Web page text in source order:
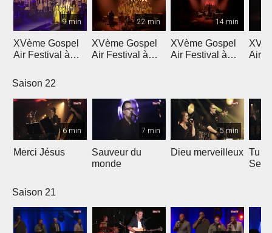
9 min
XVème Gospel
Air Festival à
22 min
XVème Gospel
Air Festival à
14 min
XVème Gospel
Air Festival à
Air
Saison 22
6 min
Merci Jésus
7 min
Sauveur du
monde
5 min
Dieu merveilleux Tu
Saison 21